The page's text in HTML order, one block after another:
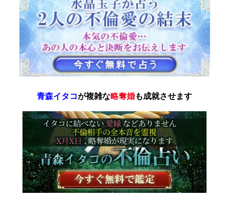
青森イタコが複雑な略奪婚も成就させます